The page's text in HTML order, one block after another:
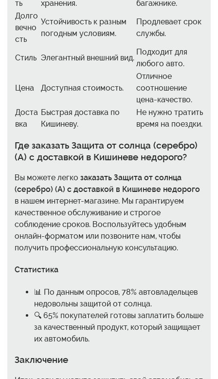
ть хранения.
багажнике.
Долго
вечно
сть
Устойчивость к разным
погодным условиям.
Продлевает срок
службы.
Стиль Элегантный внешний вид.
Подходит для
любого авто.
Цена Доступная стоимость.
Отличное
соотношение
цена-качество.
Доста
вка
Быстрая доставка по
Кишиневу.
Не нужно тратить
время на поездки.
Где заказать Защита от солнца (серебро)
(A) с доставкой в Кишиневе недорого?
Вы можете легко заказать Защита от солнца
(серебро) (A) с доставкой в Кишиневе недорого
в нашем интернет-магазине. Мы гарантируем
качественное обслуживание и строгое
соблюдение сроков. Воспользуйтесь удобным
онлайн-форматом или позвоните нам, чтобы
получить профессиональную консультацию.
Статистика
📊 По данным опросов, 78% автовладельцев
недовольны защитой от солнца.
🔍 65% покупателей готовы заплатить больше
за качественный продукт, который защищает
их автомобиль.
Заключение